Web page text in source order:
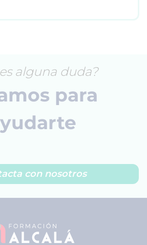
alguna duda?
para
con nosotros